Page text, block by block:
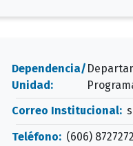
Dependencia/
Unidad:
Correo Institucional:
Teléfono: (606)